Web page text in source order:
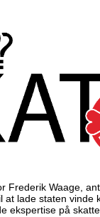
Frederik Waage,
at lade staten vinde
ekspertise på